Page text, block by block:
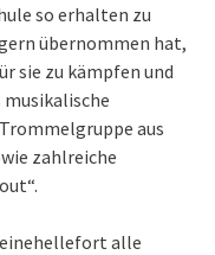
so erhalten zu
übernommen hat,
sie zu kämpfen und
aus
zahlreiche
alle